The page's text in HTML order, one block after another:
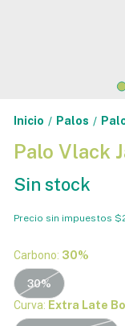
Inicio / Palos /
Palo Vlack
Sin stock
Precio sin impuestos
Carbono: 30%
30%
Curva: Extra Late